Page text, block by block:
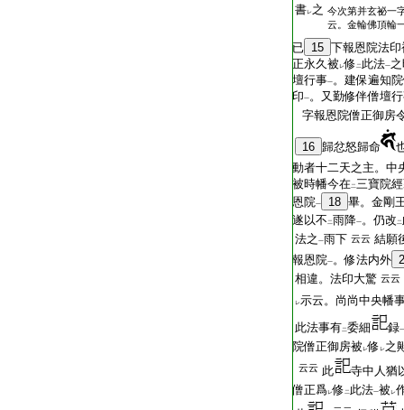
書レ之 今次第并玄祕一
云。金輪佛頂輪
已 15 下報恩院法印
正永久被 レ修 二 此法一
壇行事一。建保遍知
印一。又勤修伴僧壇
字報恩院僧正御房
16 歸忿怒歸命
動者十二天之主。中
被時幡今在二三寶院
恩院一 18 畢。金剛
遂以不 二雨降一。仍改 二
法之 一雨下 云云 結願
報恩院一。修法内外
相違。法印大驚 云云
レ示云。尚尚中央幡
此法事有二委細 録一
院僧正御房被 レ修 レ之
云云 此
寺中人猶
僧正爲レ修 二 此法一被 レ